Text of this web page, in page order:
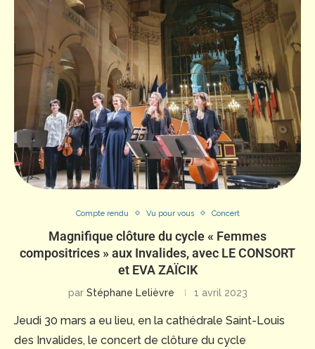
Compte rendu Vu pour vous Concert
Magnifique clôture du cycle « Femmes
compositrices » aux Invalides, avec LE CONSORT
et EVA ZAÏCIK
par Stéphane Lelièvre 1 avril 2023
Jeudi 30 mars a eu lieu, en la cathédrale Saint-Louis
des Invalides, le concert de clôture du cycle